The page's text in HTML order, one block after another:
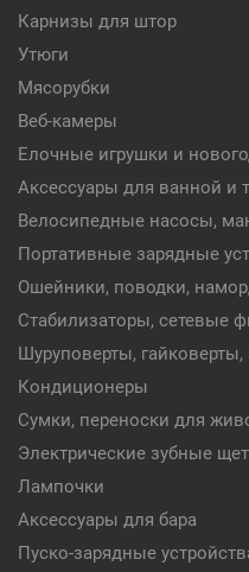
Карнизы для штор
Утюги
Мясорубки
Веб-камеры
Елочные игрушки и
Аксессуары для ванной и
Велосипедные насосы,
Портативные зарядные
Ошейники, поводки,
Стабилизаторы, сетевые
Шуруповерты, гайковерты,
Кондиционеры
Сумки, переноски для
Электрические зубные
Лампочки
Аксессуары для бара
Пуско-зарядные